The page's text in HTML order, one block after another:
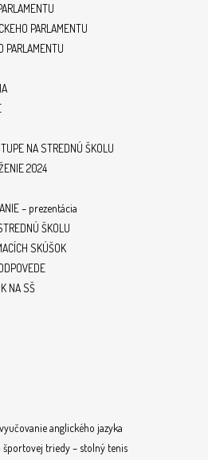
PARLAMENTU
PARLAMENTU
NA STREDNÚ ŠKOLU
2024
– prezentácia
ŠKOLU
SKÚŠOK
NA SŠ
anglického jazyka
triedy – stolný tenis